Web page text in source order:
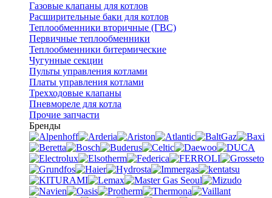
Газовые клапаны для котлов
Расширительные баки для котлов
Теплообменники вторичные (ГВС)
Первичные теплообменники
Теплообменники битермические
Чугунные секции
Пульты управления котлами
Платы управления котлами
Трехходовые клапаны
Пневмореле для котла
Прочие запчасти
Бренды